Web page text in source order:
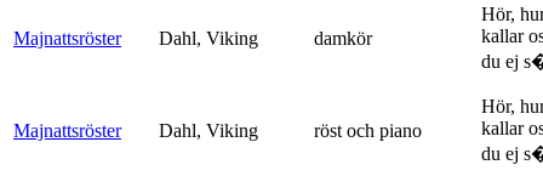
Majnattsröster Dahl, Viking damkör
Hör,
kallar
du ej
Majnattsröster Dahl, Viking röst och piano
Hör,
kallar
du ej